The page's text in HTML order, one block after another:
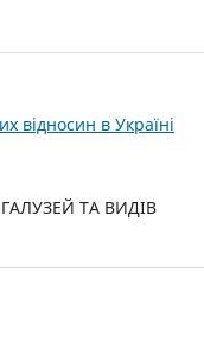
відносин в Україні
ТА ВИДІВ